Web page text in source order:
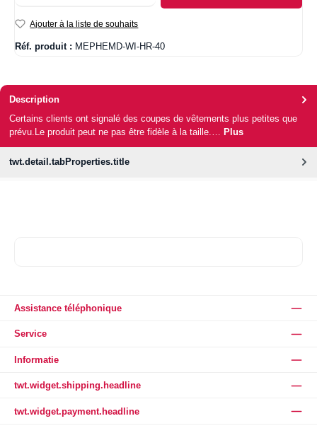
Ajouter à la liste de souhaits
Réf. produit : MEPHEMD-WI-HR-40
Description
Certains clients ont signalé des coupes de vêtements plus petites que
prévu.Le produit peut ne pas être fidèle à la taille.… Plus
twt.detail.tabProperties.title
Assistance téléphonique
Service
Informatie
twt.widget.shipping.headline
twt.widget.payment.headline